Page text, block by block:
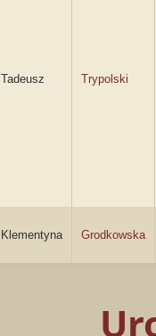
Tadeusz Trypolski
Klementyna Grodkowska